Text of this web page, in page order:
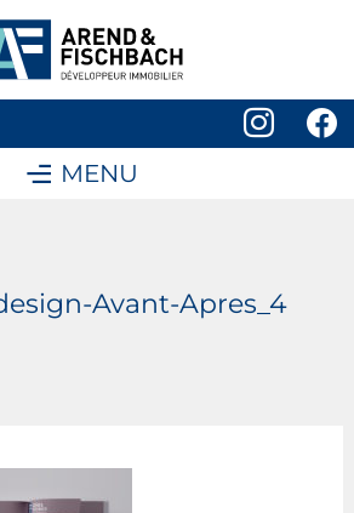
MENU
Avant-Apres_4